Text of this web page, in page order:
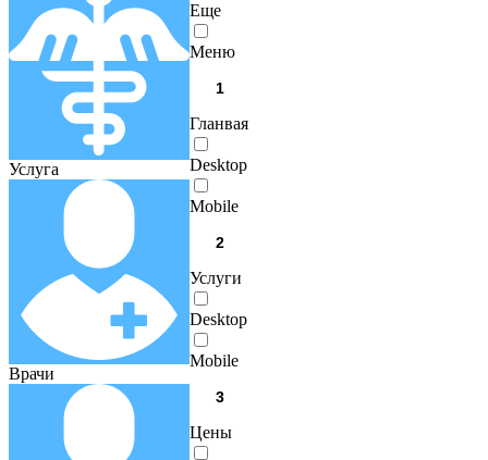
Услуга
Врачи
Еще
Меню
Гланвая
Desktop
Mobile
Услуги
Desktop
Mobile
Цены